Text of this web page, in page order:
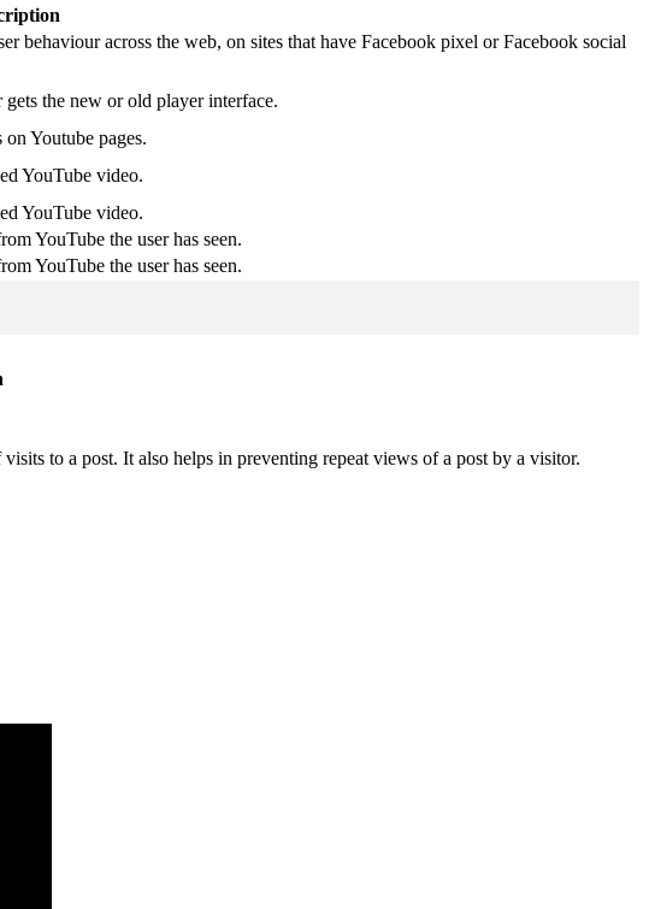
behaviour across the web, on sites that have Facebook pixel or Facebook social
the new or old player interface.
Youtube pages.
YouTube video.
YouTube video.
YouTube the user has seen.
YouTube the user has seen.
to a post. It also helps in preventing repeat views of a post by a visitor.